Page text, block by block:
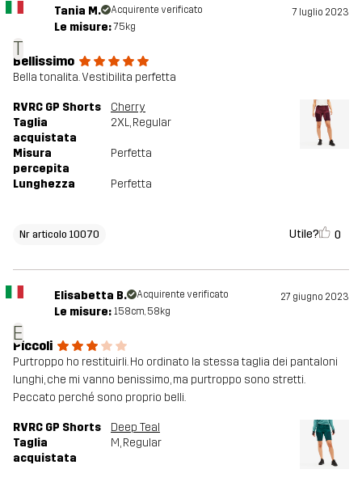
T
Tania M. Acquirente verificato 7 luglio 2023
Le misure: 75kg
Bellissimo
Bella tonalita. Vestibilita perfetta
RVRC GP Shorts
Cherry
Taglia
acquistata
2XL, Regular
Misura
percepita
Perfetta
Lunghezza Perfetta
Nr articolo 10070 Utile? 0
E
Elisabetta B. Acquirente verificato 27 giugno 2023
Le misure: 158cm, 58kg
Piccoli
Purtroppo ho restituirli. Ho ordinato la stessa taglia dei pantaloni
lunghi, che mi vanno benissimo, ma purtroppo sono stretti.
Peccato perché sono proprio belli.
RVRC GP Shorts
Deep Teal
Taglia
acquistata
M, Regular